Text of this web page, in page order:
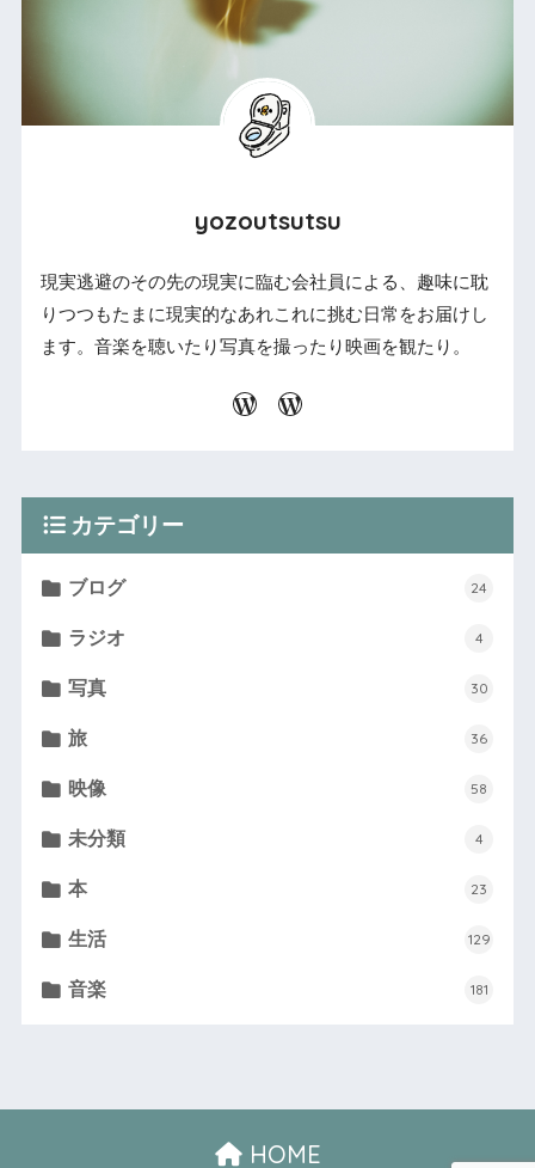
yozoutsutsu
現実逃避のその先の現実に臨む会社員による、趣味に耽
りつつもたまに現実的なあれこれに挑む日常をお届けし
ます。音楽を聴いたり写真を撮ったり映画を観たり。
カテゴリー
ブログ 24
ラジオ 4
写真 30
旅 36
映像 58
未分類 4
本 23
生活 129
音楽 181
HOME